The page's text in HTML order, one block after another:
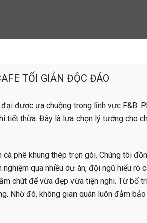
TỐI GIẢN ĐỘC ĐÁO
được ưa chuộng trong lĩnh vực F&B.
tiết thừa. Đây là lựa chọn lý tưởng cho
phê khung thép trọn gói. Chúng tôi
qua nhiều dự án, đội ngũ hiểu rõ
chút để vừa đẹp vừa tiện nghi. Từ bố
Nhờ đó, không gian quán luôn đảm